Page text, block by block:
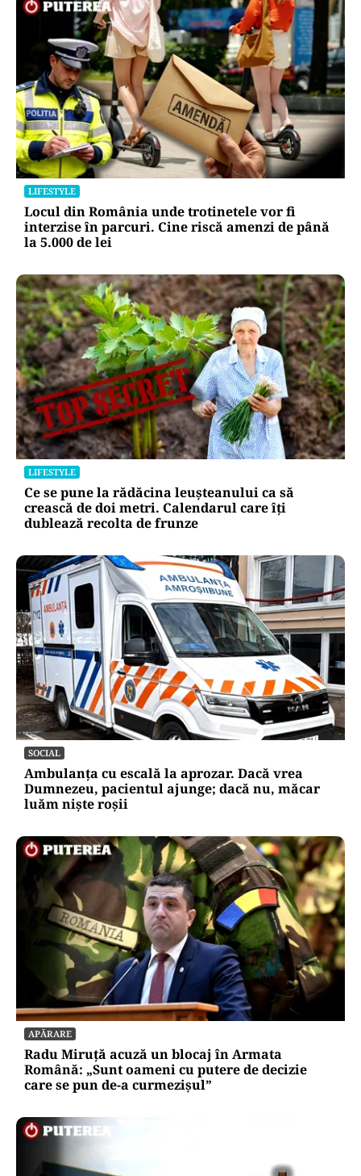
LIFESTYLE
Locul din România unde trotinetele vor fi
interzise în parcuri. Cine riscă amenzi de până
la 5.000 de lei
LIFESTYLE
Ce se pune la rădăcina leușteanului ca să
crească de doi metri. Calendarul care îți
dublează recolta de frunze
SOCIAL
Ambulanța cu escală la aprozar. Dacă vrea
Dumnezeu, pacientul ajunge; dacă nu, măcar
luăm niște roșii
APĂRARE
Radu Miruță acuză un blocaj în Armata
Română: „Sunt oameni cu putere de decizie
care se pun de-a curmezișul”